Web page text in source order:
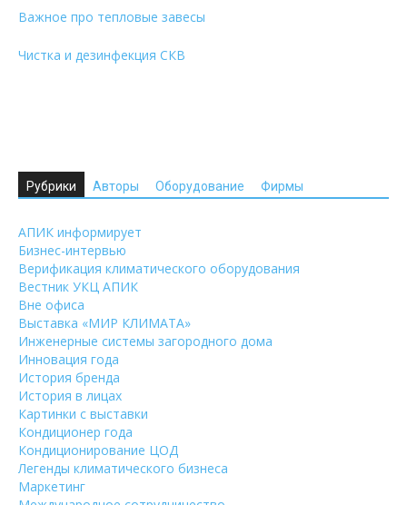
Важное про тепловые завесы
Чистка и дезинфекция СКВ
Рубрики Авторы Оборудование Фирмы
АПИК информирует
Бизнес-интервью
Верификация климатического оборудования
Вестник УКЦ АПИК
Вне офиса
Выставка «МИР КЛИМАТА»
Инженерные системы загородного дома
Инновация года
История бренда
История в лицах
Картинки с выставки
Кондиционер года
Кондиционирование ЦОД
Легенды климатического бизнеса
Маркетинг